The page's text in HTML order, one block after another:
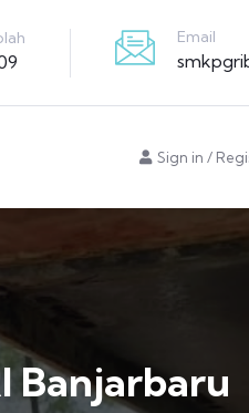
Email
Sign in /
Banjarbaru